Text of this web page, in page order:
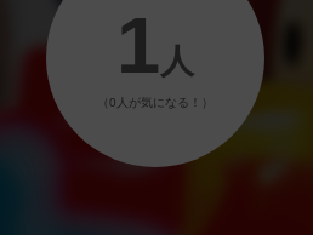
1 人
（0人が気になる！）